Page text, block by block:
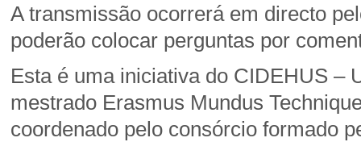
A transmissão ocorrerá em directo
poderão colocar perguntas por
Esta é uma iniciativa do CIDEHUS –
mestrado Erasmus Mundus
coordenado pelo consórcio formado